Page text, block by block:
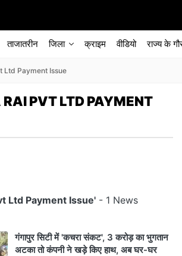
ताजातरीन जिला क्राइम वीडियो राज्‍य के
Ltd Payment Issue
PVT LTD PAYMENT
Ltd Payment Issue' - 1 News
गंगापुर सिटी में 'कचरा संकट', 3 करोड़ का भुगतान
अटका तो कंपनी ने खड़े किए हाथ, अब घर-घर